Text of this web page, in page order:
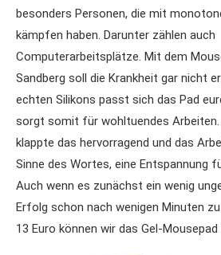
besonders Personen, die mit
kämpfen haben. Darunter zählen auch
Computerarbeitsplätze. Mit dem
Sandberg soll die Krankheit gar nicht
echten Silikons passt sich das Pad
sorgt somit für wohltuendes
klappte das hervorragend und das
Sinne des Wortes, eine Entspannung
Auch wenn es zunächst ein wenig
Erfolg schon nach wenigen Minuten
13 Euro können wir das Gel-